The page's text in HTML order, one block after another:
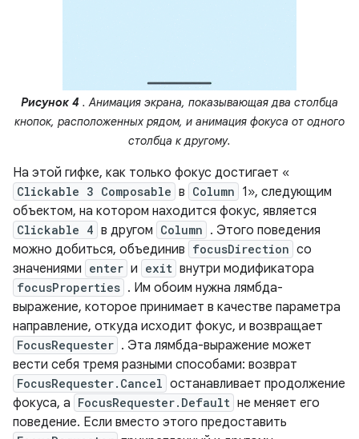
Рисунок 4 . Анимация экрана, показывающая два столбца
кнопок, расположенных рядом, и анимация фокуса от одного
столбца к другому.
На этой гифке, как только фокус достигает «
Clickable 3 Composable в Column 1», следующим
объектом, на котором находится фокус, является
Clickable 4 в другом Column . Этого поведения
можно добиться, объединив focusDirection со
значениями enter и exit внутри модификатора
focusProperties . Им обоим нужна лямбда-
выражение, которое принимает в качестве параметра
направление, откуда исходит фокус, и возвращает
FocusRequester . Эта лямбда-выражение может
вести себя тремя разными способами: возврат
FocusRequester.Cancel останавливает продолжение
фокуса, а FocusRequester.Default не меняет его
поведение. Если вместо этого предоставить